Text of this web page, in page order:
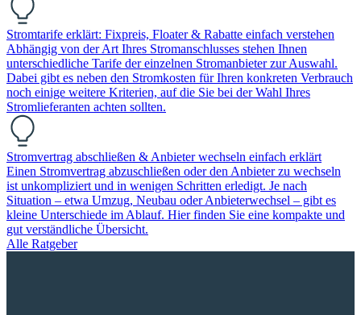
Stromtarife erklärt: Fixpreis, Floater & Rabatte einfach verstehen
Abhängig von der Art Ihres Stromanschlusses stehen Ihnen
unterschiedliche Tarife der einzelnen Stromanbieter zur Auswahl.
Dabei gibt es neben den Stromkosten für Ihren konkreten Verbrauch
noch einige weitere Kriterien, auf die Sie bei der Wahl Ihres
Stromlieferanten achten sollten.
Stromvertrag abschließen & Anbieter wechseln einfach erklärt
Einen Stromvertrag abzuschließen oder den Anbieter zu wechseln
ist unkompliziert und in wenigen Schritten erledigt. Je nach
Situation – etwa Umzug, Neubau oder Anbieterwechsel – gibt es
kleine Unterschiede im Ablauf. Hier finden Sie eine kompakte und
gut verständliche Übersicht.
Alle Ratgeber